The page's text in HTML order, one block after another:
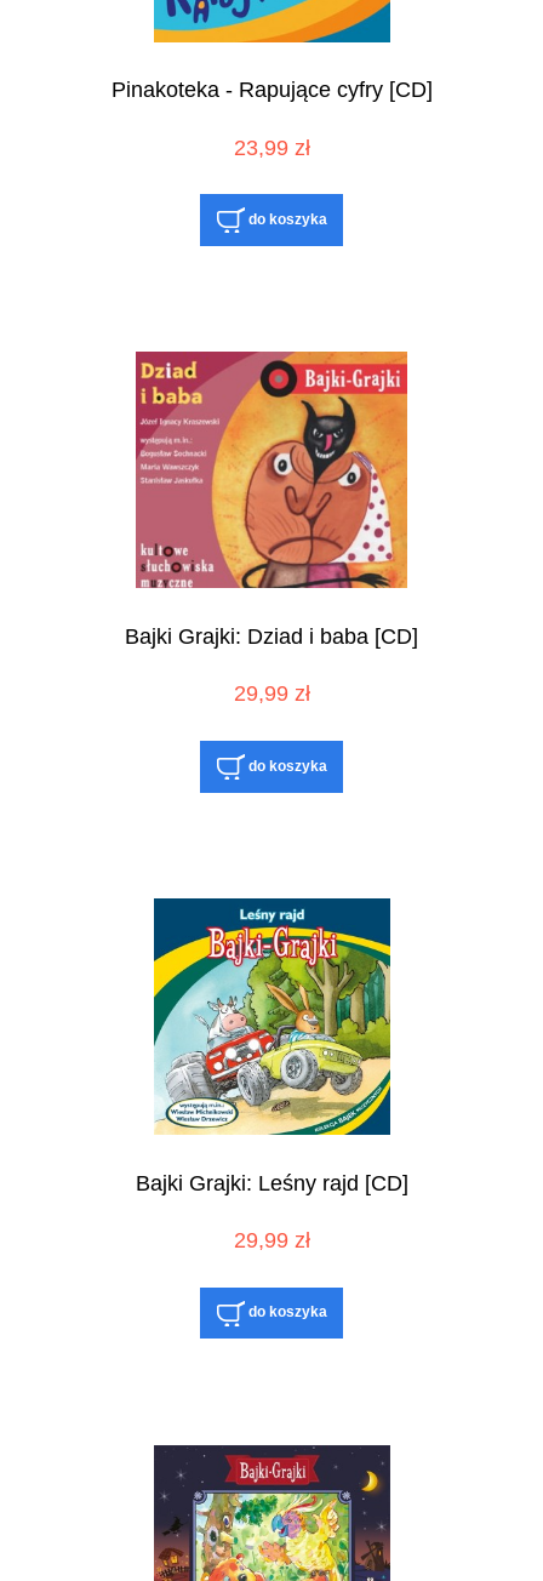
Pinakoteka - Rapujące cyfry [CD]
23,99 zł
do koszyka
Bajki Grajki: Dziad i baba [CD]
29,99 zł
do koszyka
Bajki Grajki: Leśny rajd [CD]
29,99 zł
do koszyka